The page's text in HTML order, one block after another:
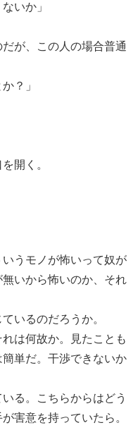
いか」
が、この人の場合普通
？」
開く。
いうモノが怖いって奴が
いから怖いのか、それ
いるのだろうか。
は何故か。見たことも
単だ。干渉できないか
る。こちらからはどう
害意を持っていたら。